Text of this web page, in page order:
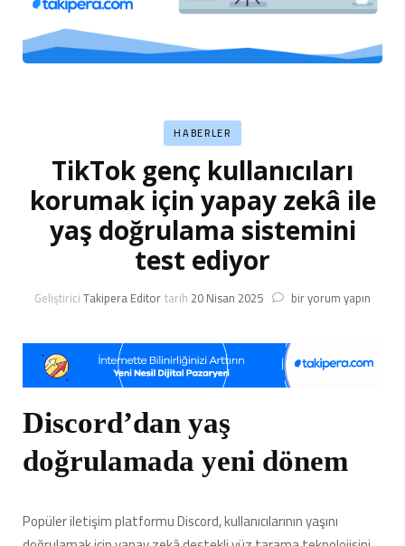
HABERLER
TikTok genç kullanıcıları
korumak için yapay zekâ ile
yaş doğrulama sistemini
test ediyor
GeliştiriciTakipera Editortarih 20 Nisan 2025 TikTok
korumak
için
yapay
doğrulama
sistemini
ediyor
için
bir yorum yapın
Discord’dan yaş
doğrulamada yeni dönem
Popüler iletişim platformu Discord, kullanıcılarının yaşını